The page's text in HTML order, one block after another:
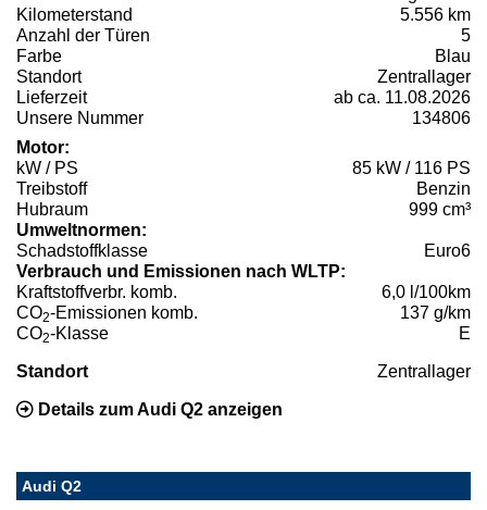
Kilometerstand
5.556 km
Anzahl der Türen
5
Farbe
Blau
Standort
Zentrallager
Lieferzeit
ab ca. 11.08.2026
Unsere Nummer
134806
Motor:
kW / PS
85 kW / 116 PS
Treibstoff
Benzin
Hubraum
999 cm³
Umweltnormen:
Schadstoffklasse
Euro6
Verbrauch und Emissionen nach WLTP:
Kraftstoffverbr. komb.
6,0 l/100km
CO2-Emissionen komb.
137 g/km
CO2-Klasse E
Standort Zentrallager
Details zum Audi Q2 anzeigen
Audi Q2